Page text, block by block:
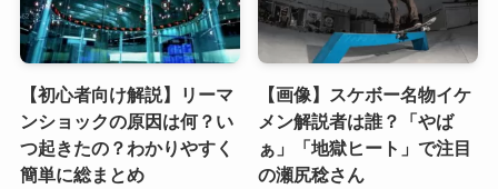
【初心者向け解説】リーマ
ンショックの原因は何？い
つ起きたの？わかりやすく
簡単に総まとめ
【画像】スケボー名物イケ
メン解説者は誰？「やば
ぁ」「地獄ヒート」で注目
の瀬尻稔さん